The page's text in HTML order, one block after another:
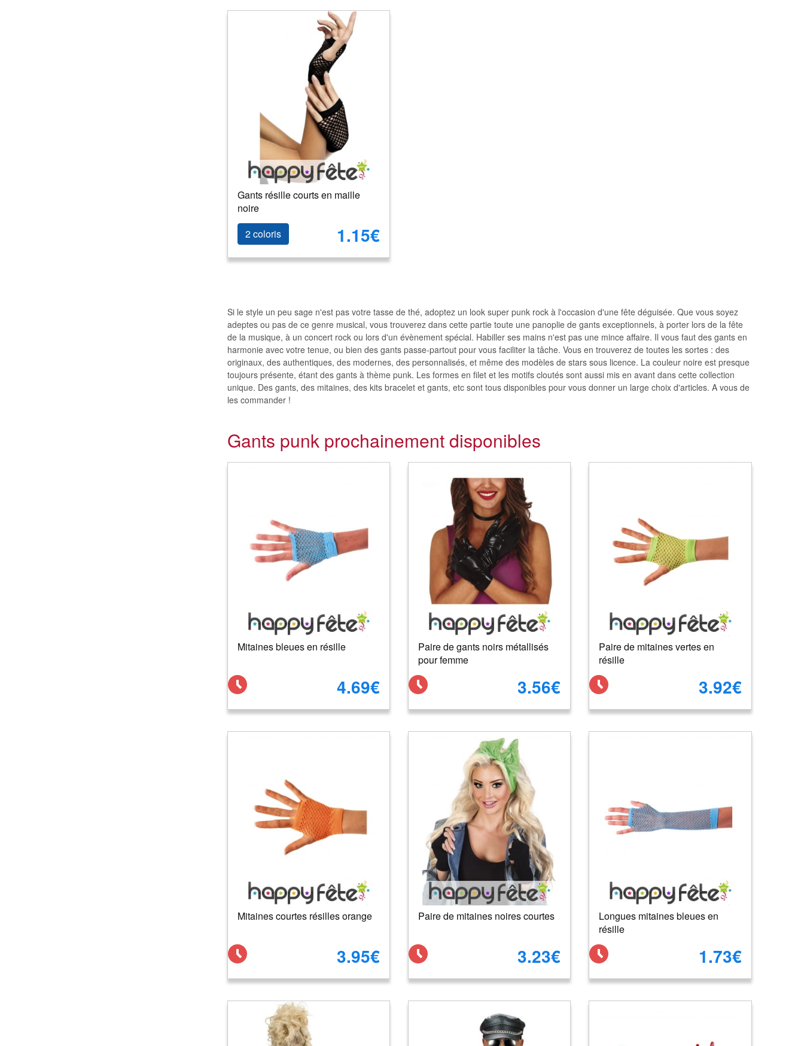
Gants résille courts en maille
noire
2 coloris
1.15€
Si le style un peu sage n'est pas votre tasse de thé, adoptez un look super punk rock à l'occasion d'une fête déguisée. Que vous soyez
adeptes ou pas de ce genre musical, vous trouverez dans cette partie toute une panoplie de gants exceptionnels, à porter lors de la fête
de la musique, à un concert rock ou lors d'un évènement spécial. Habiller ses mains n'est pas une mince affaire. Il vous faut des gants en
harmonie avec votre tenue, ou bien des gants passe-partout pour vous faciliter la tâche. Vous en trouverez de toutes les sortes : des
originaux, des authentiques, des modernes, des personnalisés, et même des modèles de stars sous licence. La couleur noire est presque
toujours présente, étant des gants à thème punk. Les formes en filet et les motifs cloutés sont aussi mis en avant dans cette collection
unique. Des gants, des mitaines, des kits bracelet et gants, etc sont tous disponibles pour vous donner un large choix d'articles. A vous de
les commander !
Gants punk prochainement disponibles
Mitaines bleues en résille
4.69€
Paire de gants noirs métallisés
pour femme
3.56€
Paire de mitaines vertes en
résille
3.92€
Mitaines courtes résilles orange
3.95€
Paire de mitaines noires courtes
3.23€
Longues mitaines bleues en
résille
1.73€